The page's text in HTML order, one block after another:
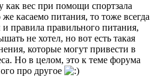
вес при помощи спортзала
касаемо питания, то тоже всегда
правила правильного питания,
не хотел, но вот есть такая
которые могут привести в
Но в целом, это к теме форума
про другое